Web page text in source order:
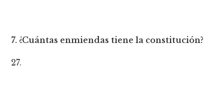
7. ¿Cuántas enmiendas tiene la constitución?
27.